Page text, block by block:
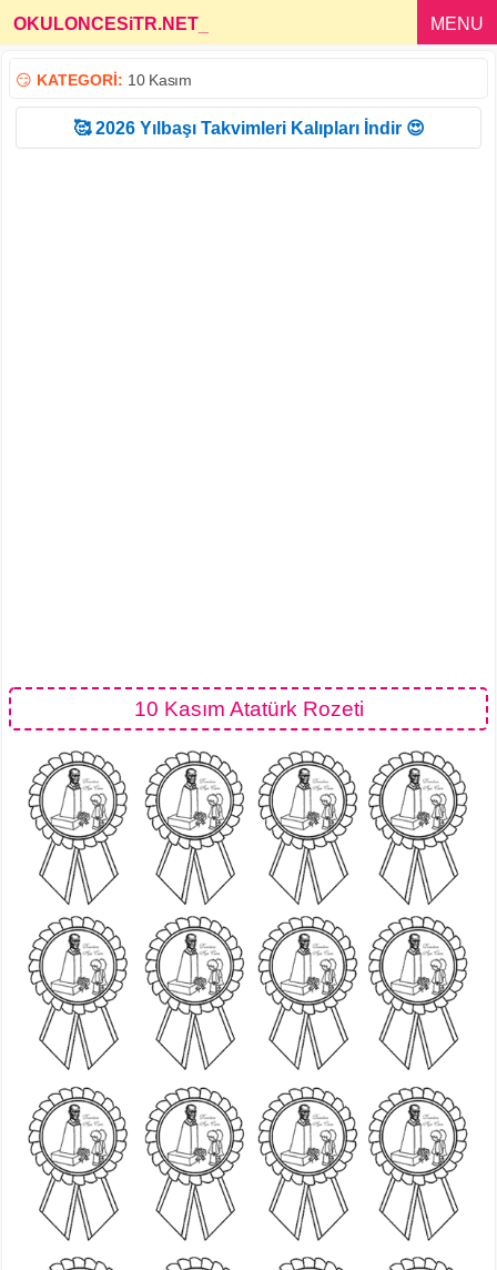
OKULONCESiTR.NET MENU
😏 KATEGORİ: 10 Kasım
🥰 2026 Yılbaşı Takvimleri Kalıpları İndir 😍
10 Kasım Atatürk Rozeti